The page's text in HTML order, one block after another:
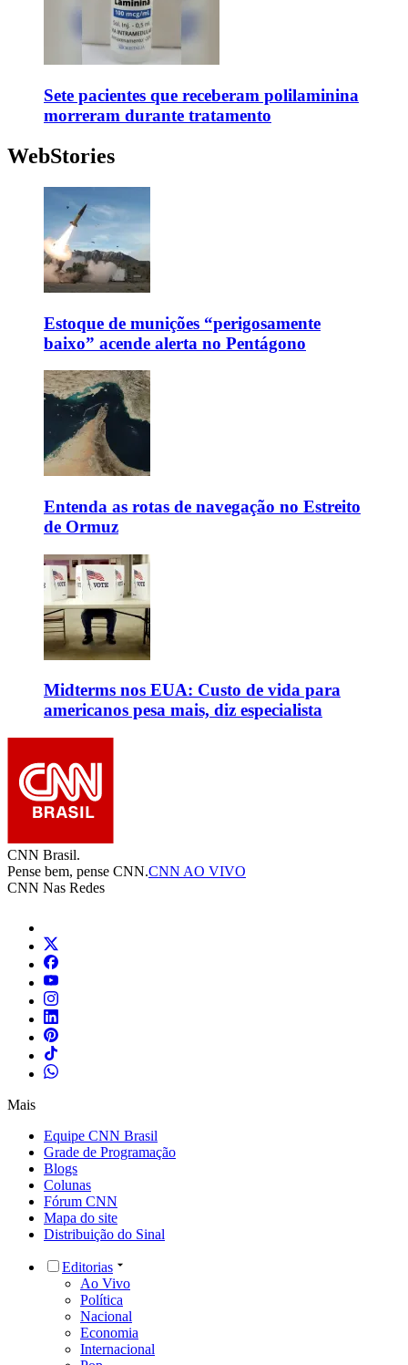
Sete pacientes que receberam polilaminina
morreram durante tratamento
WebStories
Estoque de munições “perigosamente
baixo” acende alerta no Pentágono
Entenda as rotas de navegação no Estreito
de Ormuz
Midterms nos EUA: Custo de vida para
americanos pesa mais, diz especialista
CNN Brasil.
Pense bem, pense CNN.CNN AO VIVO
CNN Nas Redes
Mais
Equipe CNN Brasil
Grade de Programação
Blogs
Colunas
Fórum CNN
Mapa do site
Distribuição do Sinal
Editorias
Ao Vivo
Política
Nacional
Economia
Internacional